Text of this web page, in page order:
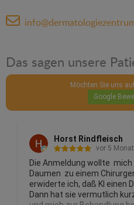
Das sagen unsere
Möchten Sie uns
Google
Horst Rindfleisch
vor 5
Die Anmeldung wollte
Daumen  zu einem
erwiderte ich, daß KI einen
Dann hat sie vermutlich